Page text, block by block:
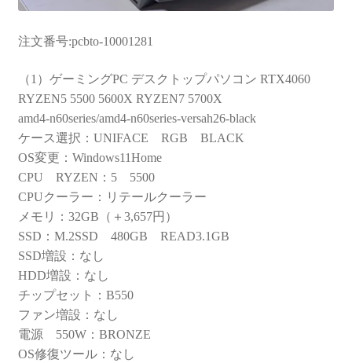
注文番号:pcbto-10001281
（1）ゲーミングPC デスクトップパソコン RTX4060
RYZEN5 5500 5600X RYZEN7 5700X
amd4-n60series/amd4-n60series-versah26-black
ケース選択：UNIFACE RGB BLACK
OS変更：Windows11Home
CPU RYZEN：5 5500
CPUクーラー：リテールクーラー
メモリ：32GB（＋3,657円）
SSD：M.2SSD 480GB READ3.1GB
SSD増設：なし
HDD増設：なし
チップセット：B550
ファン増設：なし
電源 550W：BRONZE
OS修復ツール：なし